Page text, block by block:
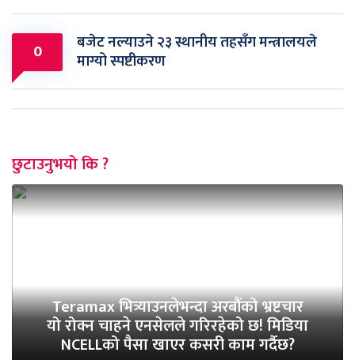
0 बजेट नल्याउने २३ स्थानीय तहसँग मन्त्रालयले
माग्यो स्पष्टीकरण
छुटाउनुभयो कि ?
Teramax भित्र्याउनलेभन्दा अरबौंको भ्रष्टचार
यो रोक्न चाहने एनसेलले गरिरहेको छ! मिडिया
NCELLको पैसा खाएर कसरी काम गर्दैछ?